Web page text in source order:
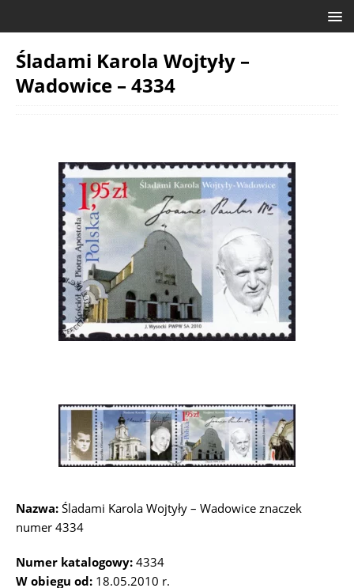
Śladami Karola Wojtyły –
Wadowice – 4334
Nazwa: Śladami Karola Wojtyły – Wadowice znaczek
numer 4334
Numer katalogowy: 4334
W obiegu od: 18.05.2010 r.